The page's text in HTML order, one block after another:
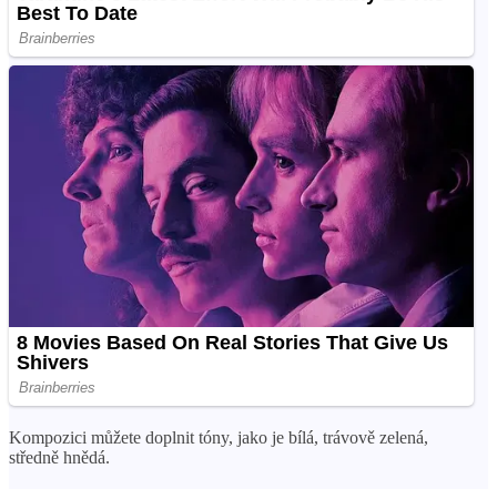
Kompozici můžete doplnit tóny, jako je bílá, trávově zelená,
středně hnědá.